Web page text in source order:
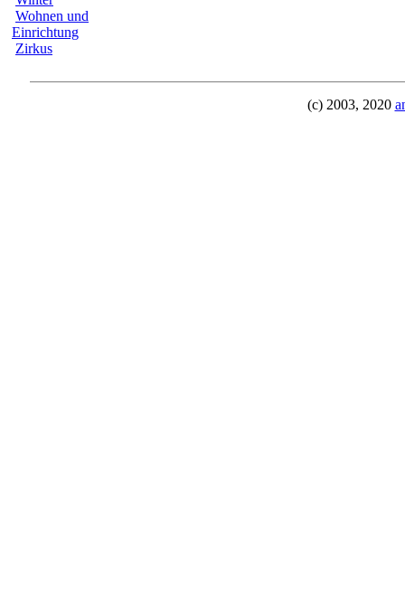
Wohnen und
Einrichtung
Zirkus
(c) 2003, 2020